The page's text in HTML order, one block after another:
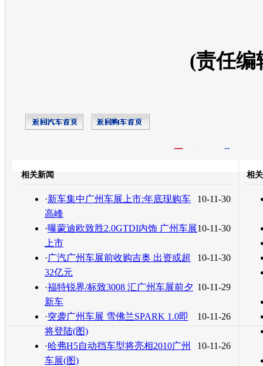
(责任编
转发至：
相关新闻
10-11-30
·新车集中广州车展上市:年底现购车
高峰
10-11-30
·曝蒙迪欧致胜2.0GTDI内饰 广州车展
上市
10-11-30
·广汽广州车展前收购吉奥 出资或超
32亿元
10-11-29
·福特锐界/标致3008 汇广州车展前夕
新车
10-11-26
·突袭广州车展 雪佛兰SPARK 1.0即
将登陆(图)
10-11-26
·哈弗H5自动挡车型将亮相2010广州
车展(图)
相